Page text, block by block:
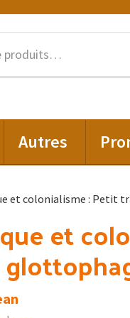
Autres
et colonialisme : Petit
et